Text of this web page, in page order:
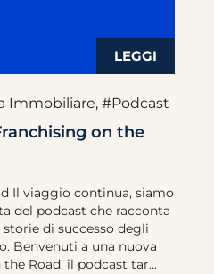
Immobiliare, #Podcast
on the
Il viaggio continua, siamo
del podcast che racconta
storie di successo degli
Benvenuti a una nuova
Road, il podcast tar...